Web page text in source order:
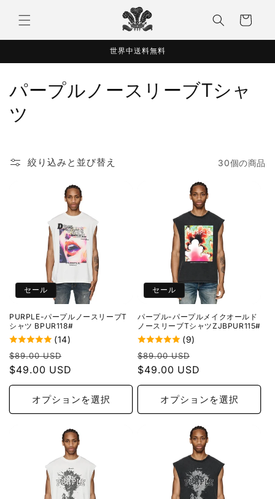
ンツに
進む
ー
世界中送料無料
コ
レ
シ
パープルノースリーブTシャ
ツ
絞り込みと並び替え 30個の商品
セール
PURPLE-パープルノースリーブT
シャツ BPUR118#
(14)
通
常
価
$89.00 USD
ー
ル
価
格
$49.00 USD
オプションを選択
セール
パープル-パープルメイクオールド
ノースリーブTシャツZJBPUR115#
(9)
通
常
価
$89.00 USD
ー
ル
価
格
$49.00 USD
オプションを選択